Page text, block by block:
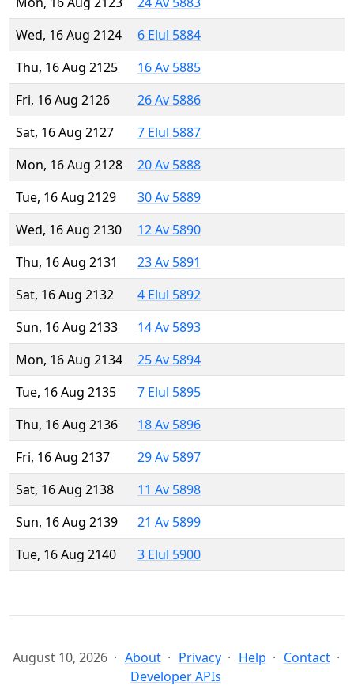
Wed, 16 Aug 2124
6 Elul 5884
Thu, 16 Aug 2125
16 Av 5885
Fri, 16 Aug 2126
26 Av 5886
Sat, 16 Aug 2127
7 Elul 5887
Mon, 16 Aug 2128
20 Av 5888
Tue, 16 Aug 2129
30 Av 5889
Wed, 16 Aug 2130
12 Av 5890
Thu, 16 Aug 2131
23 Av 5891
Sat, 16 Aug 2132
4 Elul 5892
Sun, 16 Aug 2133
14 Av 5893
Mon, 16 Aug 2134
25 Av 5894
Tue, 16 Aug 2135
7 Elul 5895
Thu, 16 Aug 2136
18 Av 5896
Fri, 16 Aug 2137
29 Av 5897
Sat, 16 Aug 2138
11 Av 5898
Sun, 16 Aug 2139
21 Av 5899
Tue, 16 Aug 2140
3 Elul 5900
August 10, 2026 About Privacy Help
Contact
Developer APIs